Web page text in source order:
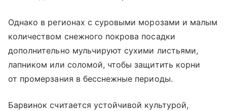
Однако в регионах с суровыми морозами и малым
количеством снежного покрова посадки
дополнительно мульчируют сухими листьями,
лапником или соломой, чтобы защитить корни
от промерзания в бесснежные периоды.
Барвинок считается устойчивой культурой,